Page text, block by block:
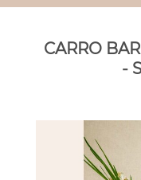
CARRO
-